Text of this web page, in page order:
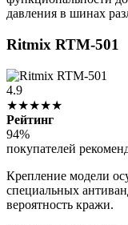
давления в шинах
Ritmix RTM-501
4.9
★★★★★
Рейтинг
94%
покупателей
Крепление модели
специальных
вероятность кражи.